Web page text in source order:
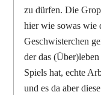
zu dürfen. Die
hier wie sowas wie
Geschwisterchen
der das
Spiels hat, echte
und es da aber